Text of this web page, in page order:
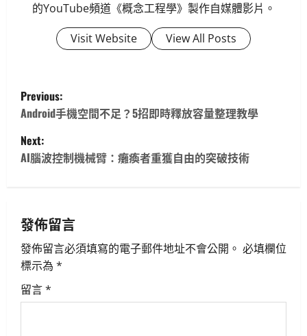
的YouTube頻道《概念工程學》製作自媒體影片。
Visit Website
View All Posts
P
o
s
a
v
i
Previous:
Android手機空間不足？5招即時釋放容量整理教學
Next:
AI腦波控制機械臂：癱瘓者重獲自由的突破技術
發佈留言
發佈留言必須填寫的電子郵件地址不會公開。 必填欄位
標示為 *
留言*